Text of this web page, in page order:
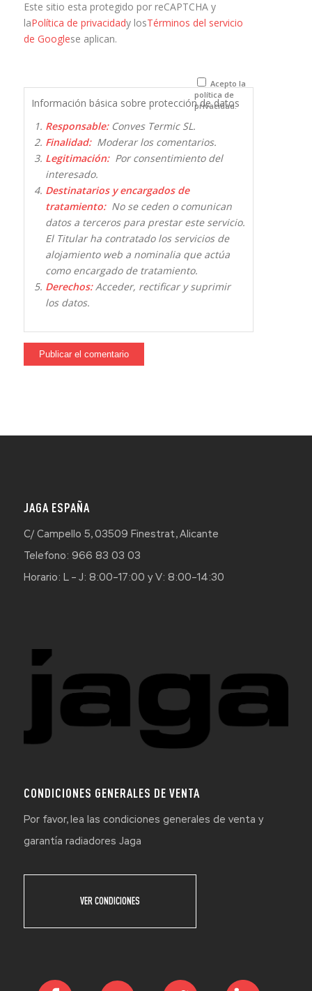
correo
electrónico y
que comente.
Este sitio esta protegido por reCAPTCHA y
laPolítica de privacidady losTérminos del servicio
de Googlese aplican.
Acepto la
política de
privacidad.
Información básica sobre protección de datos
Responsable:Conves Termic SL.
Finalidad:Moderar los comentarios.
Legitimación:Por consentimiento del
interesado.
Destinatarios y encargados de
tratamiento:No se ceden o comunican
datos a terceros para prestar este servicio.
El Titular ha contratado los servicios de
alojamiento web a nominalia que actúa
como encargado de tratamiento.
Derechos:Acceder, rectificar y suprimir
los datos.
JAGA ESPAÑA
C/ Campello 5, 03509 Finestrat, Alicante
Telefono: 966 83 03 03
Horario: L – J: 8:00–17:00 y V: 8:00–14:30
CONDICIONES GENERALES DE VENTA
Por favor, lea las condiciones generales de venta y
garantía radiadores Jaga
VER CONDICIONES